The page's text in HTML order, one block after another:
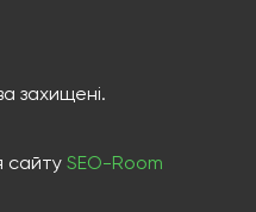
захищені.
сайту SEO-Room